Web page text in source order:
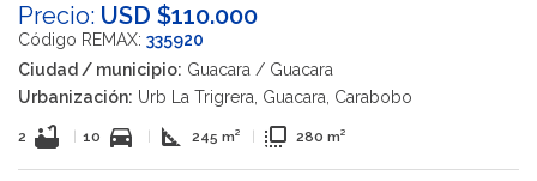
Precio: USD $110.000
Código REMAX: 335920
Ciudad / municipio: Guacara / Guacara
Urbanización: Urb La Trigrera, Guacara, Carabobo
2 bathtub 10 directions_car square_foot 245 m² flip_to_front 280 m²